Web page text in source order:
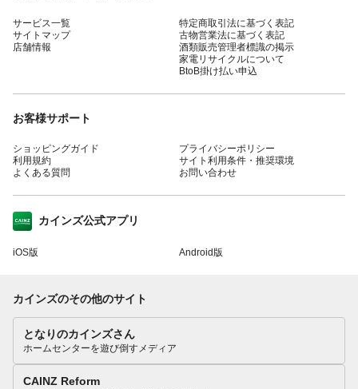
サービス一覧
サイトマップ
店舗情報
特定商取引法に基づく表記
古物営業法に基づく表記
酒類販売管理者標識の掲示
家電リサイクルについて
BtoB掛け払い申込
お客様サポート
ショッピングガイド
利用規約
よくある質問
プライバシーポリシー
サイト利用条件・推奨環境
お問い合わせ
カインズ公式アプリ
iOS版 Android版
カインズのその他のサイト
となりのカインズさん
ホームセンターを遊び倒すメディア
CAINZ Reform